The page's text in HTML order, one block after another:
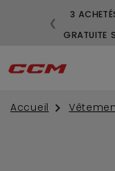
3
GRATUITE
❮
Accueil